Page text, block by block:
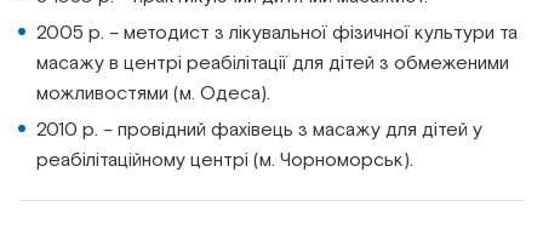
2005 р. – методист з лікувальної фізичної культури та
масажу в центрі реабілітації для дітей з обмеженими
можливостями (м. Одеса).
2010 р. – провідний фахівець з масажу для дітей у
реабілітаційному центрі (м. Чорноморськ).